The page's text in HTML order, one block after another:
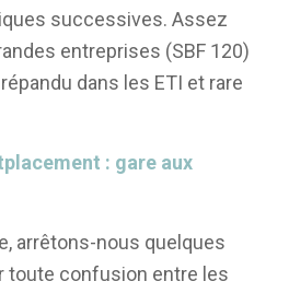
successives. Assez
entreprises (SBF 120)
dans les ETI et rare
: gare aux
arrêtons-nous quelques
toute confusion entre les